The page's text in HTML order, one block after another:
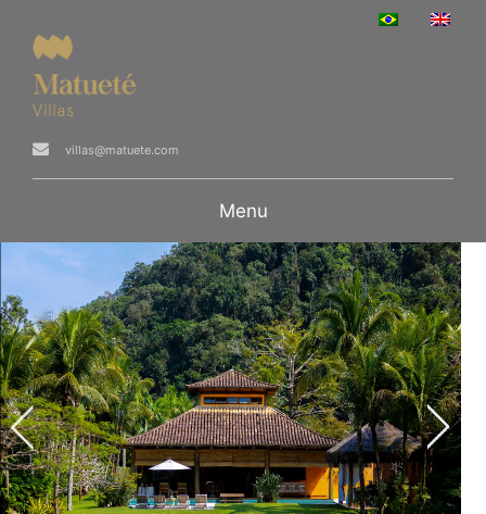
villas@matuete.com
Menu